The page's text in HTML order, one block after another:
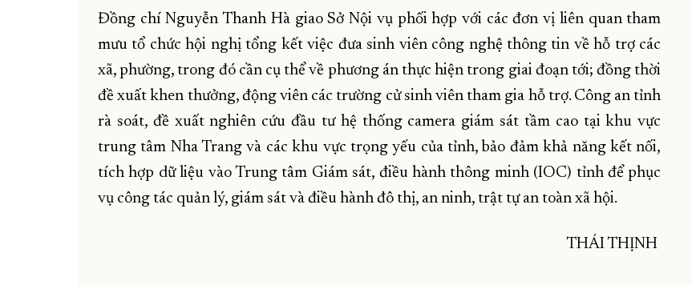
Đồng chí Nguyễn Thanh Hà giao Sở Nội vụ phối hợp với các đơn vị liên quan tham
mưu tổ chức hội nghị tổng kết việc đưa sinh viên công nghệ thông tin về hỗ trợ các
xã, phường, trong đó cần cụ thể về phương án thực hiện trong giai đoạn tới; đồng thời
đề xuất khen thưởng, động viên các trường cử sinh viên tham gia hỗ trợ. Công an tỉnh
rà soát, đề xuất nghiên cứu đầu tư hệ thống camera giám sát tầm cao tại khu vực
trung tâm Nha Trang và các khu vực trọng yếu của tỉnh, bảo đảm khả năng kết nối,
tích hợp dữ liệu vào Trung tâm Giám sát, điều hành thông minh (IOC) tỉnh để phục
vụ công tác quản lý, giám sát và điều hành đô thị, an ninh, trật tự an toàn xã hội.
THÁI THỊNH